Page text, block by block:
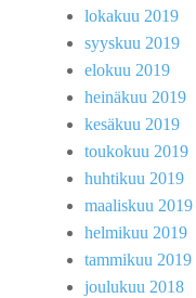
lokakuu 2019
syyskuu 2019
elokuu 2019
heinäkuu 2019
kesäkuu 2019
toukokuu 2019
huhtikuu 2019
maaliskuu 2019
helmikuu 2019
tammikuu 2019
joulukuu 2018